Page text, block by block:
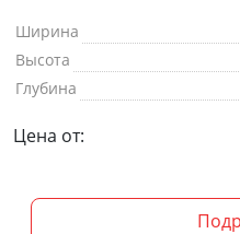
Ширина
Высота
Глубина
Цена от: